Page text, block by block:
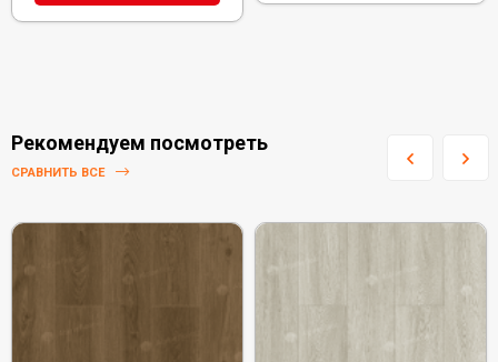
Рекомендуем посмотреть
СРАВНИТЬ ВСЕ